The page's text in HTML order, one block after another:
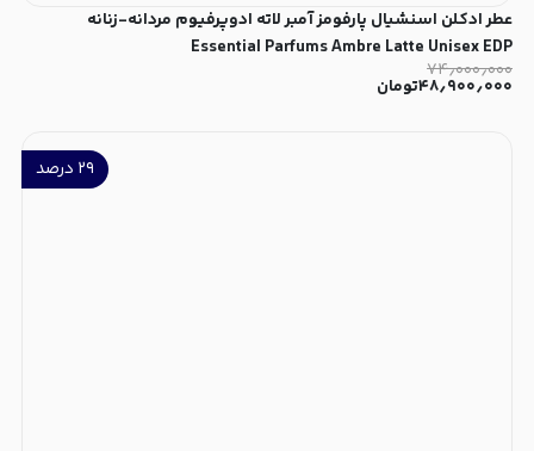
عطر ادکلن اسنشیال پارفومز آمبر لاته ادوپرفیوم مردانه-زنانه
Essential Parfums Ambre Latte Unisex EDP
۷۴٫۰۰۰٫۰۰۰
۴۸٫۹۰۰٫۰۰۰تومان
۲۹ درصد